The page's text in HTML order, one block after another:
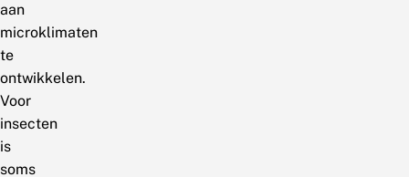
aan
microklimaten
te
ontwikkelen.
Voor
insecten
is
soms